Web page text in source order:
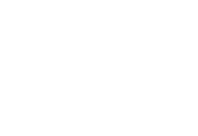
ရှာဖွေရင်းနှင့် အသက်၆၅န
ျွန်မရဲ့အမာရွတ်တွေက လှပတ